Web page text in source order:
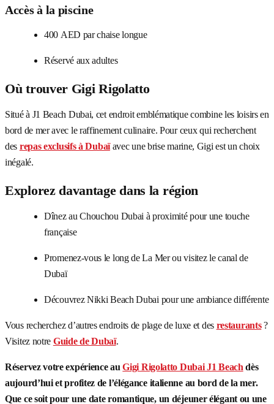
Accès à la piscine
400 AED par chaise longue
Réservé aux adultes
Où trouver Gigi Rigolatto
Situé à J1 Beach Dubai, cet endroit emblématique combine les loisirs en
bord de mer avec le raffinement culinaire. Pour ceux qui recherchent
des repas exclusifs à Dubaïavec une brise marine, Gigi est un choix
inégalé.
Explorez davantage dans la région
Dînez au Chouchou Dubai à proximité pour une touche
française
Promenez-vous le long de La Mer ou visitez le canal de
Dubaï
Découvrez Nikki Beach Dubai pour une ambiance différente
Vous recherchez d’autres endroits de plage de luxe et des restaurants?
Visitez notre Guide de Dubaï.
Réservez votre expérience auGigi Rigolatto Dubai J1 Beach dès
aujourd’hui et profitez de l’élégance italienne au bord de la mer.
Que ce soit pour une date romantique, un déjeuner élégant ou une